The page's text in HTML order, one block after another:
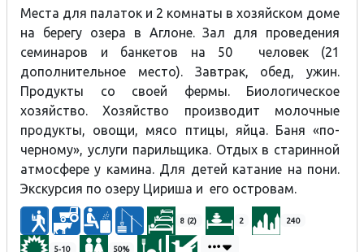
Места для палаток и 2 комнаты в хозяйском доме
на берегу озера в Аглоне. Зал для проведения
семинаров и банкетов на 50 человек (21
дополнительное место). Завтрак, обед, ужин.
Продукты со своей фермы. Биологическое
хозяйство. Хозяйство производит молочные
продукты, овощи, мясо птицы, яйца. Баня «по-
черному», услуги парильщика. Отдых в старинной
атмосфере у камина. Для детей катание на пони.
Экскурсия по озеру Цириша и его островам.
8 (2) 2 240
5-10 50%